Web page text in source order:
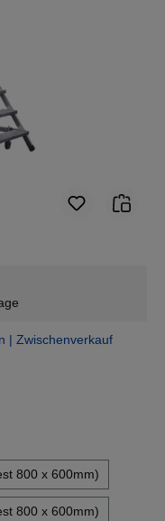
| Zwischenverkauf
800 x 600mm)
800 x 600mm)